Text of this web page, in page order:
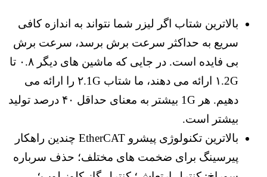
بالاترین شتاب اگر لیزر شما نتواند به اندازه کافی
سریع به حداکثر سرعت برش برسد، سرعت برش
بی فایده است. در جایی که ماشین های دیگر ۰.۸ تا
۱.2G ارائه می دهند، ما شتاب ۲.1G را ارائه می
دهیم. هر 1G بیشتر به معنای حداقل ۴۰ درصد تولید
بیشتر است.
بالاترین تکنولوژی پیشرو EtherCAT چندین راهکار
پیرسینگ برای ضخمت های مختلف؛ حذف سرباره